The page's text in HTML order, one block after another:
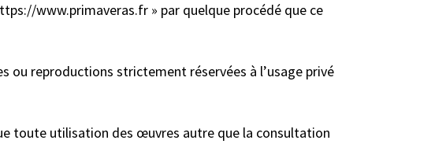
www.primaveras.fr » par quelque procédé que ce
ou reproductions strictement réservées à l’usage privé
toute utilisation des œuvres autre que la consultation